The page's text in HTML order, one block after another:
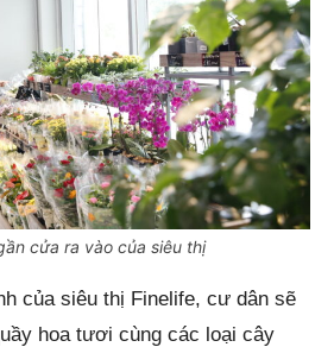
cửa ra vào của siêu thị
của siêu thị Finelife, cư dân sẽ
hoa tươi cùng các loại cây